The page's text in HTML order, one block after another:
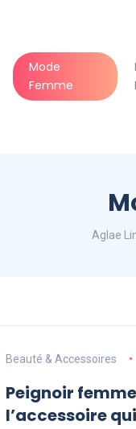
Mode
Femme
Aglae
Beauté & Accessoires
Peignoir
l’accessoire